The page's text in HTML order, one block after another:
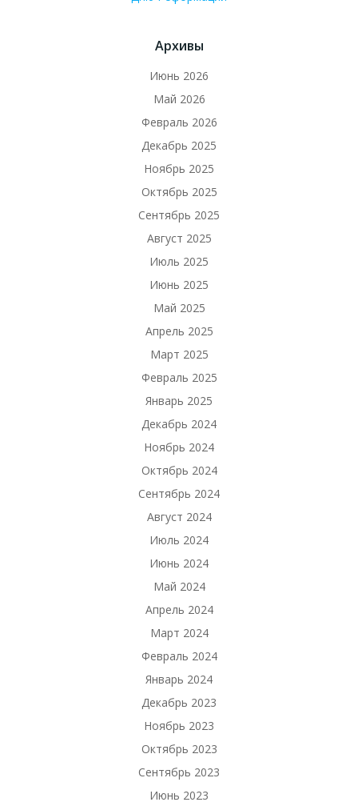
Архивы
Июнь 2026
Май 2026
Февраль 2026
Декабрь 2025
Ноябрь 2025
Октябрь 2025
Сентябрь 2025
Август 2025
Июль 2025
Июнь 2025
Май 2025
Апрель 2025
Март 2025
Февраль 2025
Январь 2025
Декабрь 2024
Ноябрь 2024
Октябрь 2024
Сентябрь 2024
Август 2024
Июль 2024
Июнь 2024
Май 2024
Апрель 2024
Март 2024
Февраль 2024
Январь 2024
Декабрь 2023
Ноябрь 2023
Октябрь 2023
Сентябрь 2023
Июнь 2023